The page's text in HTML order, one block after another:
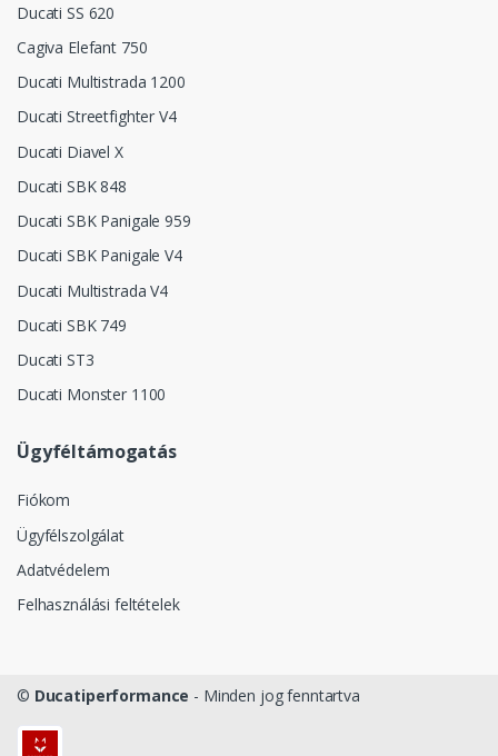
Ducati SS 620
Cagiva Elefant 750
Ducati Multistrada 1200
Ducati Streetfighter V4
Ducati Diavel X
Ducati SBK 848
Ducati SBK Panigale 959
Ducati SBK Panigale V4
Ducati Multistrada V4
Ducati SBK 749
Ducati ST3
Ducati Monster 1100
Ügyféltámogatás
Fiókom
Ügyfélszolgálat
Adatvédelem
Felhasználási feltételek
© Ducatiperformance - Minden jog fenntartva